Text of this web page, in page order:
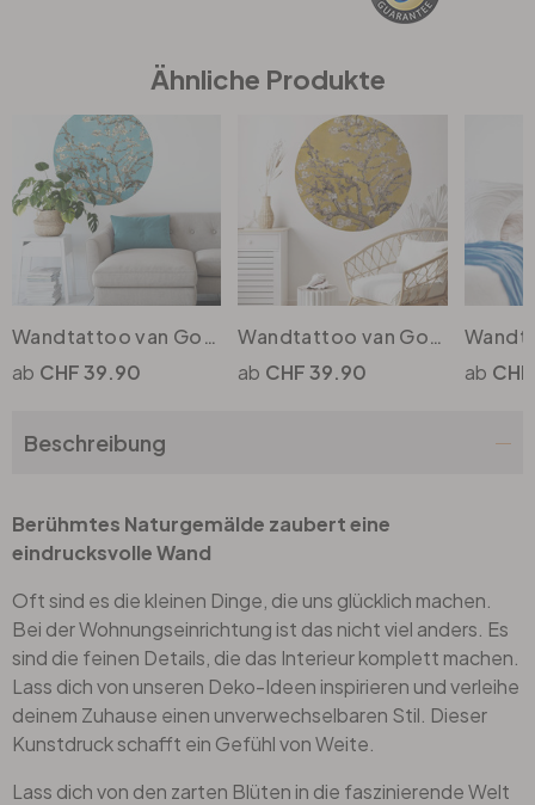
Bad
Eingangsbereich
Ähnliche Produkte
Wandtattoo van Gogh - Mandelblüte - Rund
CHF 39.90
Wandtattoo van Gogh - Mandelblüte Ocker - Rund
CHF 39.90
Beschreibung
Berühmtes Naturgemälde zaubert eine
eindrucksvolle Wand
Oft sind es die kleinen Dinge, die uns glücklich machen.
Bei der Wohnungseinrichtung ist das nicht viel anders. Es
sind die feinen Details, die das Interieur komplett machen.
Lass dich von unseren Deko-Ideen inspirieren und verleihe
deinem Zuhause einen unverwechselbaren Stil. Dieser
Kunstdruck schafft ein Gefühl von Weite.
Lass dich von den zarten Blüten in die faszinierende Welt